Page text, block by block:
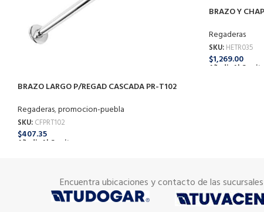
BRAZO LARGO P/REGAD CASCADA PR-T102
Regaderas,promocion-puebla
SKU: CFPRT102
$407.35
Añadir Al Carrito
BRAZO Y
Regaderas
SKU: HETR035
$1,269.00
Añadir Al Carrito
Encuentra ubicaciones y contacto de las sucursales